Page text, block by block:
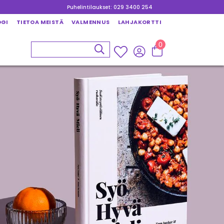
Puhelintilaukset: 029 3400 254
TIETOA MEISTÄ VALMENNUS LAHJAKORTTI
0